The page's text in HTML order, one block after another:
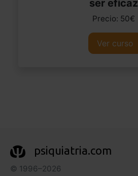
ser eficaz
Precio: 50€
Ver curso
psiquiatria.com
© 1996–2026